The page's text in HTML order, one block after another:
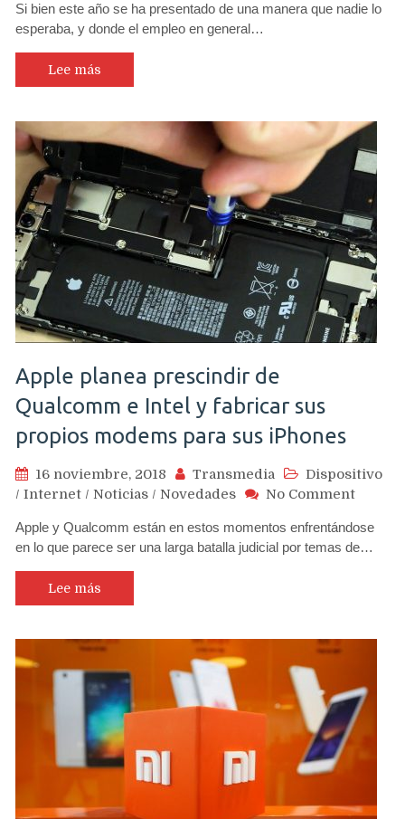
Xiaomi
y
Lime
buscan
profesionales
importantes
puestos
de
trabajo
en
Chile
Si bien este año se ha presentado de una manera que nadie lo
esperaba, y donde el empleo en general…
Lee más
Apple planea prescindir de
Qualcomm e Intel y fabricar sus
propios modems para sus iPhones
16 noviembre, 2018 Transmedia
Dispositivo
/ Internet / Noticias / Novedades No Commenton
planea
y
para
sus
Apple y Qualcomm están en estos momentos enfrentándose
en lo que parece ser una larga batalla judicial por temas de…
Lee más